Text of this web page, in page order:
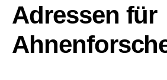
Adressen für